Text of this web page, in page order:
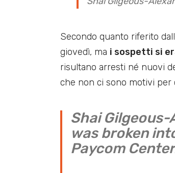
Secondo quanto riferito
giovedì, ma i sospetti si
risultano arresti né nuovi
che non ci sono motivi per
Shai Gilgeous-
was broken
Paycom